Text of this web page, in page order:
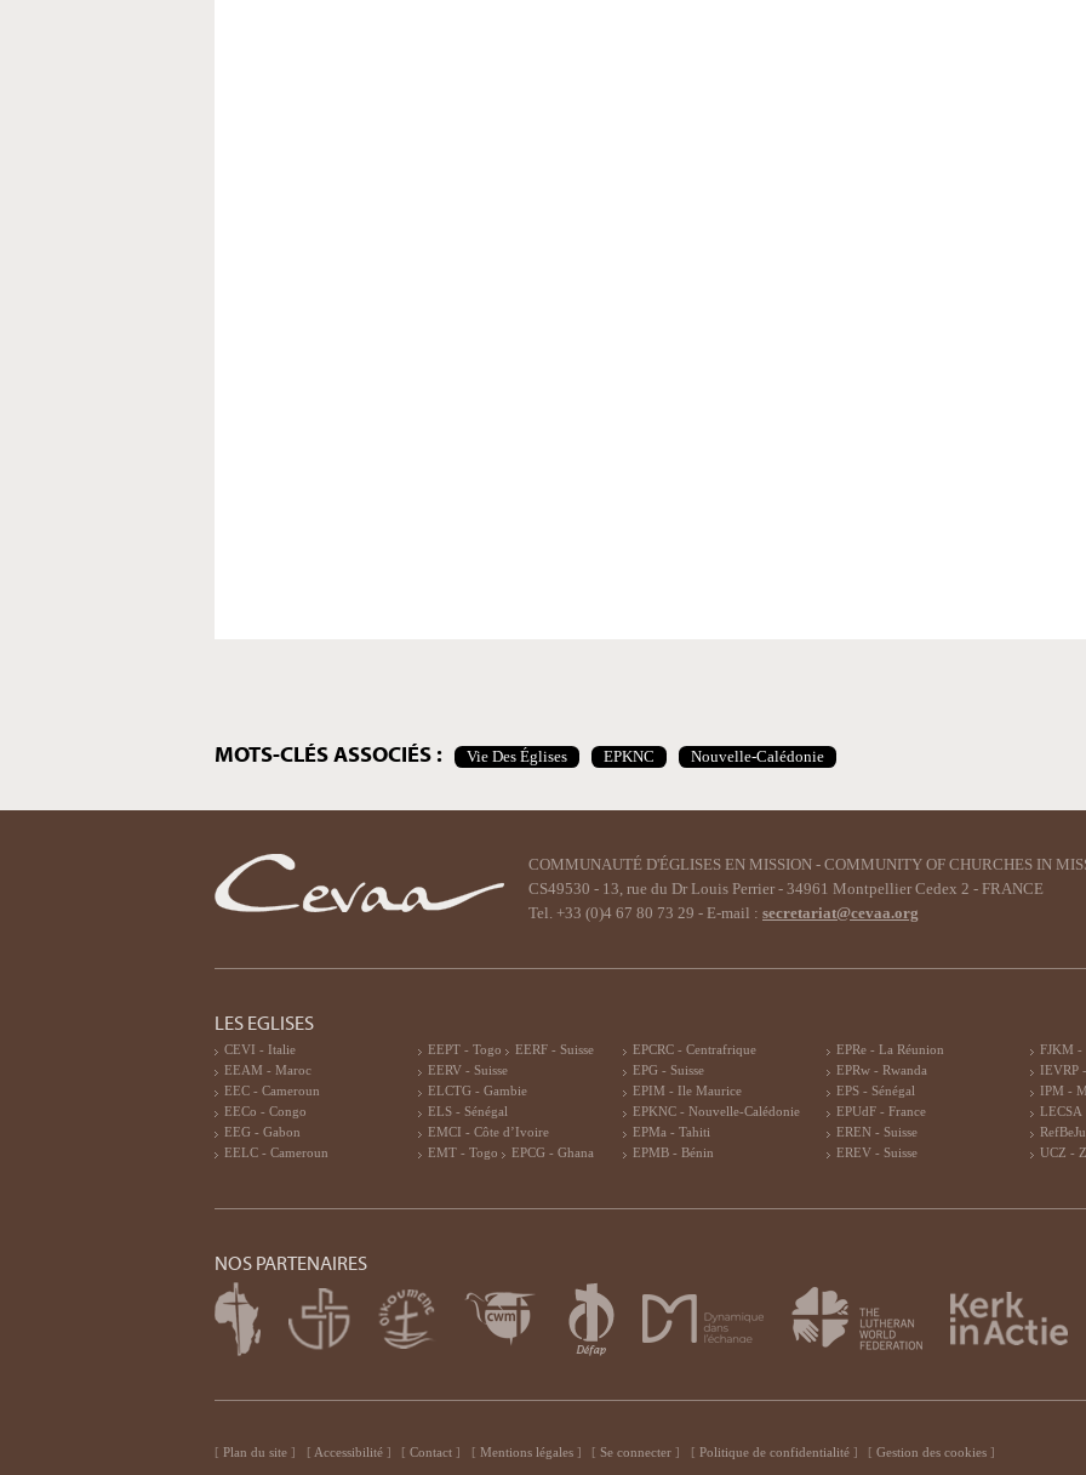
MOTS-CLÉS ASSOCIÉS : Vie Des Églises EPKNC Nouvelle-Calédonie
COMMUNAUTÉ D'ÉGLISES EN MISSION - COMMUNITY OF CHURCHES IN
CS49530 - 13, rue du Dr Louis Perrier - 34961 Montpellier Cedex 2 - FRANCE
Tel. +33 (0)4 67 80 73 29 - E-mail : secretariat@cevaa.org
LES EGLISES
CEVI - Italie
EEAM - Maroc
EEC - Cameroun
EECo - Congo
EEG - Gabon
EELC - Cameroun
EEPT - Togo
EERF - Suisse
EERV - Suisse
ELCTG - Gambie
ELS - Sénégal
EMCI - Côte d’Ivoire
EMT - Togo
EPCG - Ghana
EPCRC - Centrafrique
EPG - Suisse
EPIM - Ile Maurice
EPKNC - Nouvelle-Calédonie
EPMa - Tahiti
EPMB - Bénin
EPRe - La Réunion
EPRw - Rwanda
EPS - Sénégal
EPUdF - France
EREN - Suisse
EREV - Suisse
FJKM -
IEVRP
IPM -
LECSA
UCZ -
NOS PARTENAIRES
Plan du site Accessibilité Contact Mentions légales Se connecter Politique de confidentialité Gestion des cookies